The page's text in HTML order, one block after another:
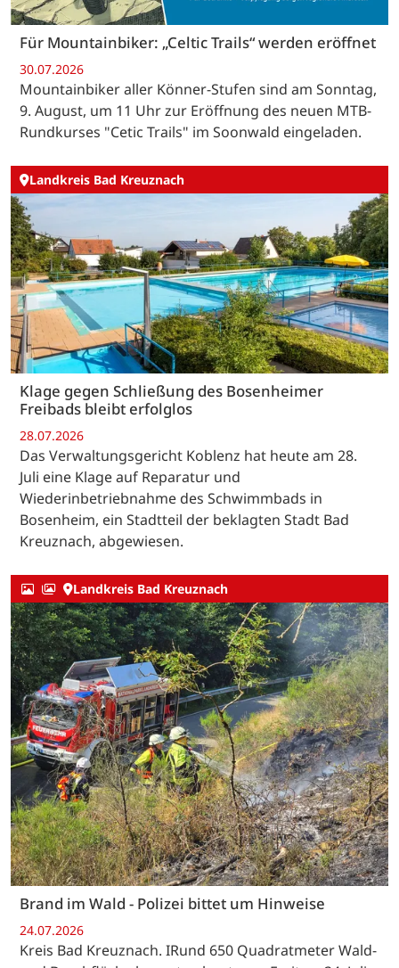
Für Mountainbiker: „Celtic Trails“ werden eröffnet
30.07.2026
Mountainbiker aller Könner-Stufen sind am Sonntag,
9. August, um 11 Uhr zur Eröffnung des neuen MTB-
Rundkurses "Cetic Trails" im Soonwald eingeladen.
Landkreis Bad Kreuznach
Klage gegen Schließung des Bosenheimer
Freibads bleibt erfolglos
28.07.2026
Das Verwaltungsgericht Koblenz hat heute am 28.
Juli eine Klage auf Reparatur und
Wiederinbetriebnahme des Schwimmbads in
Bosenheim, ein Stadtteil der beklagten Stadt Bad
Kreuznach, abgewiesen.
Landkreis Bad Kreuznach
Brand im Wald - Polizei bittet um Hinweise
24.07.2026
Kreis Bad Kreuznach. IRund 650 Quadratmeter Wald-